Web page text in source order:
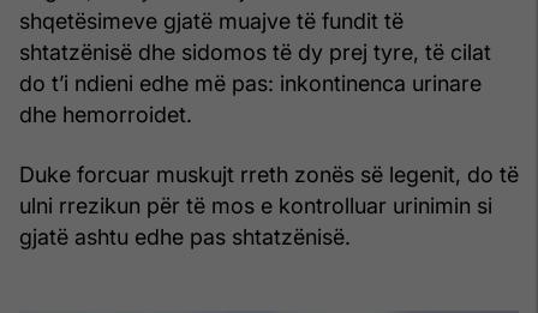
shqetësimeve gjatë muajve të fundit të
shtatzënisë dhe sidomos të dy prej tyre, të cilat
do t’i ndieni edhe më pas: inkontinenca urinare
dhe hemorroidet.
Duke forcuar muskujt rreth zonës së legenit, do të
ulni rrezikun për të mos e kontrolluar urinimin si
gjatë ashtu edhe pas shtatzënisë.